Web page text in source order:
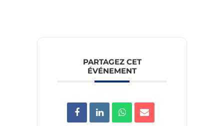
PARTAGEZ CET
ÉVÉNEMENT